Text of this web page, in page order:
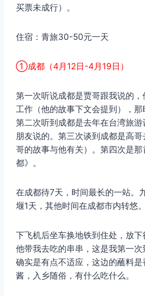
买票未成行）。
住宿：青旅30-50元一天
①成都（4月12日-4月19日）
第一次听说成都是贾哥跟我说的
工作（他的故事下文会提到），那
第二次听到成都是去年在台湾旅
朋友说的。第三次谈到成都是高
哥的故事与他有关）。第四次是
都》。
在成都待7天，时间最长的一站。
堰1天，其他时间在成都市内转悠。
下飞机后坐车换地铁到住处，放下
他带我去吃的串串，这是我第一
确实是有点不适应，这边的蘸料是
酱，入乡随俗，有什么吃什么。